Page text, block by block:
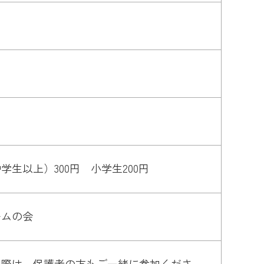
生以上）300円 小学生200円
の会